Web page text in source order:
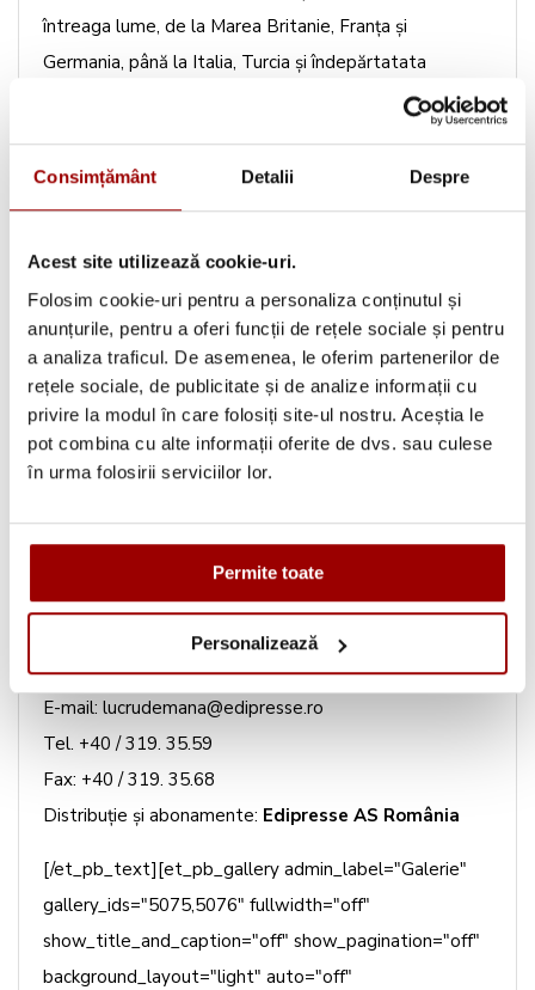
Consimțământ Detalii Despre
Acest site utilizează cookie-uri.
Folosim cookie-uri pentru a personaliza conținutul și
anunțurile, pentru a oferi funcții de rețele sociale și pentru
a analiza traficul. De asemenea, le oferim partenerilor de
rețele sociale, de publicitate și de analize informații cu
privire la modul în care folosiți site-ul nostru. Aceștia le
pot combina cu alte informații oferite de dvs. sau culese
în urma folosirii serviciilor lor.
Permite toate
Personalizează
întreaga lume, de la Marea Britanie, Franţa şi
Germania, până la Italia, Turcia şi îndepărtatata
Brazilie. Unii designeri merg pe o linie tradiţionalistă, în
timp ce alţii experimentează cu multă imaginaţie şi
îndrăzneală. Alegem întotdeauna tot ce este mai
frumos. Pornind de la sugestia designerului, motivele
imagini.
În alcătuirea fiecărui număr al revistei, încercăm să
răspundem nevoii de frumos şi de util, dar ţinem
neapărat să avem de fiecare dată şi ceva
surprinzătoar, neconvenţional.
AS România
Art Business Center
Str. Buzeşti nr. 50 - 52
Sector 1, bucureşti
E-mail: lucrudemana@edipresse.ro
Tel. +40 / 319. 35.59
Fax: +40 / 319. 35.68
Distribuţie şi abonamente: Edipresse AS România
[/et_pb_text][et_pb_gallery admin_label="Galerie"
gallery_ids="5075,5076" fullwidth="off"
show_title_and_caption="off" show_pagination="off"
background_layout="light" auto="off"